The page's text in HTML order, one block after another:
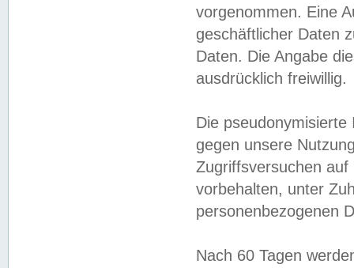
vorgenommen. Eine
geschäftlicher Daten
Daten. Die Angabe
ausdrücklich freiwillig.
Die
gegen unsere
Zugriffsversuchen
vorbehalten, unter
personenbezogenen
Nach 60 Tagen